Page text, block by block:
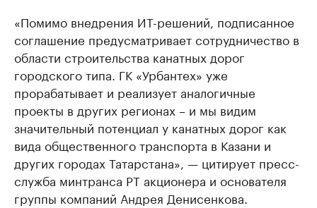
«Помимо внедрения ИТ-решений, подписанное
соглашение предусматривает сотрудничество в
области строительства канатных дорог
городского типа. ГК «Урбантех» уже
прорабатывает и реализует аналогичные
проекты в других регионах – и мы видим
значительный потенциал у канатных дорог как
вида общественного транспорта в Казани и
других городах Татарстана», — цитирует пресс-
служба минтранса РТ акционера и основателя
группы компаний Андрея Денисенкова.